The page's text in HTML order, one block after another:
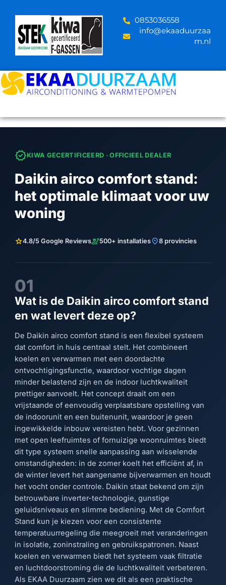
content
‪0853036558
info@ekaaduurzaa
m.nl
verifiedKIWA GECERTIFICEERD · OFFICIEEL DEALER
Daikin airco comfort stand:
het optimale klimaat voor uw
woning
star4.8/5 Google Reviewsengineering500+ installatieslocation_on8 provincies
01
Wat is de Daikin airco comfort stand
en wat levert deze op?
De Daikin airco comfort stand is een flexibel systeem
dat comfort in huis centraal stelt. Het combineert
koelen en verwarmen met een doordachte
ontvochtigingsfunctie, waardoor vochtige dagen
minder belastend zijn en de indoor luchtkwaliteit
prettiger aanvoelt. Het concept draait om een
vrijstaande of eenvoudig verplaatsbare opstelling van
de indoorunit en een buitenunit, waardoor je geen
ingewikkelde inbouw vereisten hebt. Voor gezinnen
met open leefruimtes of fornuizige woonruimtes biedt
dit type systeem snelle aanpassing aan wisselende
omstandigheden: in de zomer koelt het efficiënt af, in
de winter levert het aangename bijverwarmen en houdt
het vocht onder controle. Daikin staat bekend om zijn
betrouwbare inverter-technologie, gunstige
geluidsniveaus en slimme bediening. Met de Comfort
Stand kun je kiezen voor een consistente
temperatuurregeling die meegroeit met veranderingen
in isolatie, zoninstraling en gebruikspatronen. Naast
koelen en verwarmen biedt het systeem vaak filtratie
en luchtdoorstroming die de luchtkwaliteit verbeteren.
Als EKAA Duurzaam zien we dit als een praktische